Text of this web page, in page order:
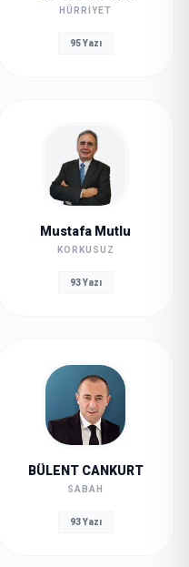
HÜRRIYET
95 Yazı
Mustafa Mutlu
KORKUSUZ
93 Yazı
BÜLENT CANKURT
SABAH
93 Yazı